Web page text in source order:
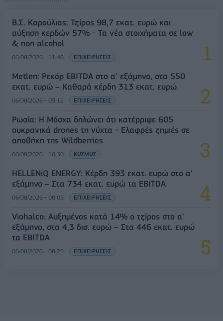
Β.Σ. Καρούλιας: Τζίρος 98,7 εκατ. ευρώ και
αύξηση κερδών 57% - Τα νέα στοιχήματα σε low
& non alcohol
06/08/2026 - 11:48 ΕΠΙΧΕΙΡΗΣΕΙΣ
Metlen: Ρεκόρ EBITDA στο α' εξάμηνο, στα 550
εκατ. ευρώ – Καθαρά κέρδη 313 εκατ. ευρώ
06/08/2026 - 09:12 ΕΠΙΧΕΙΡΗΣΕΙΣ
Ρωσία: Η Μόσχα δηλώνει ότι κατέρριψε 605
ουκρανικά drones τη νύχτα - Ελαφρές ζημιές σε
αποθήκη της Wildberries
06/08/2026 - 10:30 ΚΟΣΜΟΣ
HELLENiQ ENERGY: Κέρδη 393 εκατ. ευρώ στο α'
εξάμηνο – Στα 734 εκατ. ευρώ τα EBITDA
06/08/2026 - 08:05 ΕΠΙΧΕΙΡΗΣΕΙΣ
Viohalco: Αυξημένος κατά 14% ο τζίρος στο α'
εξάμηνο, στα 4,3 δισ. ευρώ – Στα 446 εκατ. ευρώ
τα EBITDA
06/08/2026 - 08:23 ΕΠΙΧΕΙΡΗΣΕΙΣ